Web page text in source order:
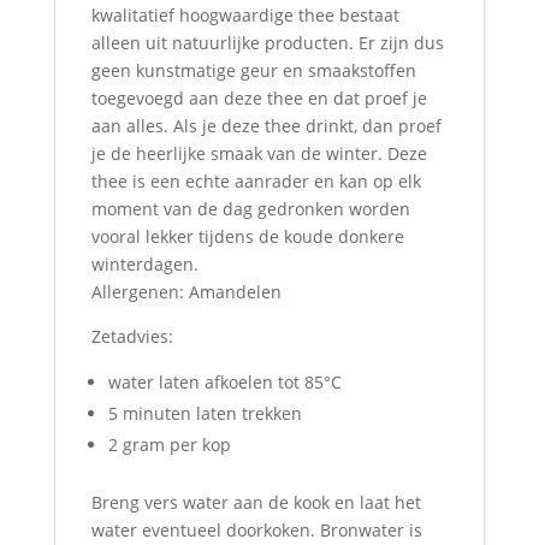
kwalitatief hoogwaardige thee bestaat
alleen uit natuurlijke producten. Er zijn dus
geen kunstmatige geur en smaakstoffen
toegevoegd aan deze thee en dat proef je
aan alles. Als je deze thee drinkt, dan proef
je de heerlijke smaak van de winter. Deze
thee is een echte aanrader en kan op elk
moment van de dag gedronken worden
vooral lekker tijdens de koude donkere
winterdagen.
Allergenen: Amandelen
Zetadvies:
water laten afkoelen tot 85°C
5 minuten laten trekken
2 gram per kop
Breng vers water aan de kook en laat het
water eventueel doorkoken. Bronwater is